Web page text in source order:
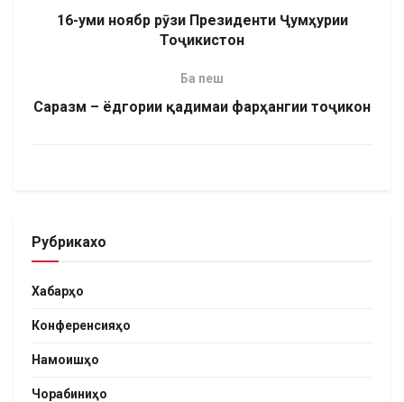
16-уми ноябр рӯзи Президенти Ҷумҳурии
Тоҷикистон
Ба пеш
Саразм – ёдгории қадимаи фарҳангии тоҷикон
Рубрикахо
Хабарҳо
Конференсияҳо
Намоишҳо
Чорабиниҳо